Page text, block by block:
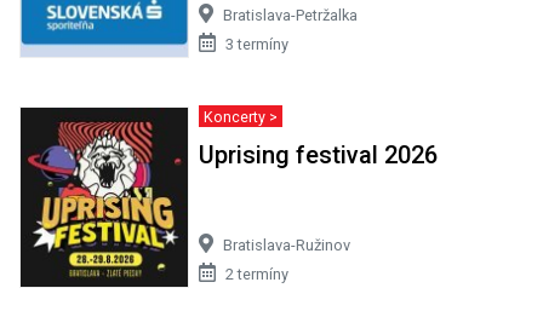
Bratislava-Petržalka
3 termíny
Koncerty >
Uprising festival 2026
Bratislava-Ružinov
2 termíny